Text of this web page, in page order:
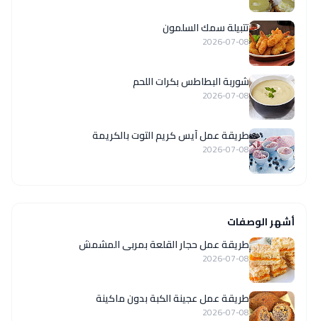
تتبيلة سمك السلمون
2026-07-08
شوربة البطاطس بكرات اللحم
2026-07-08
طريقة عمل آيس كريم التوت بالكريمة
2026-07-08
أشهر الوصفات
طريقة عمل حجار القلعة بمربى المشمش
2026-07-08
طريقة عمل عجينة الكبة بدون ماكينة
2026-07-08